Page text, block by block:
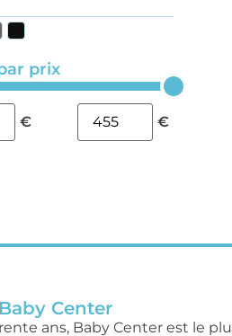
prix
€ €
Center
ans, Baby Center est le